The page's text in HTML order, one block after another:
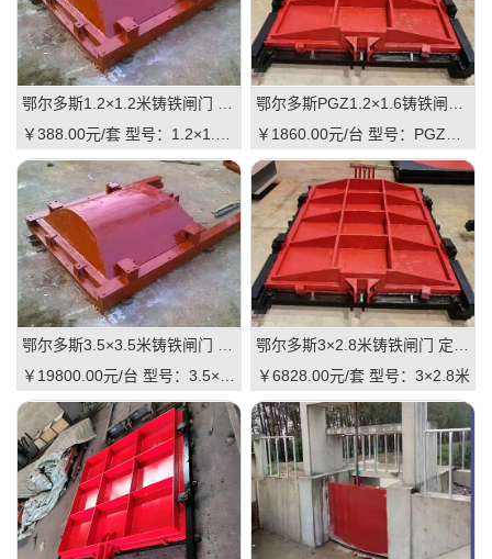
￥388.00元/套 型号：1.2×1.2米
￥1860.00元/台 型号：PGZ1.2×1.6m
￥19800.00元/台 型号：3.5×3.5米
￥6828.00元/套 型号：3×2.8米